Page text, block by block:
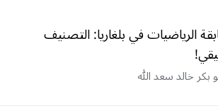
الرياضيات في بلغاريا: التصنيف
بكر خالد سعد الله